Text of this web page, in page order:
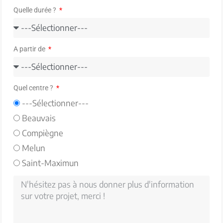
Quelle durée ?
A partir de
Quel centre ?
---Sélectionner---
Beauvais
Compiègne
Melun
Saint-Maximun